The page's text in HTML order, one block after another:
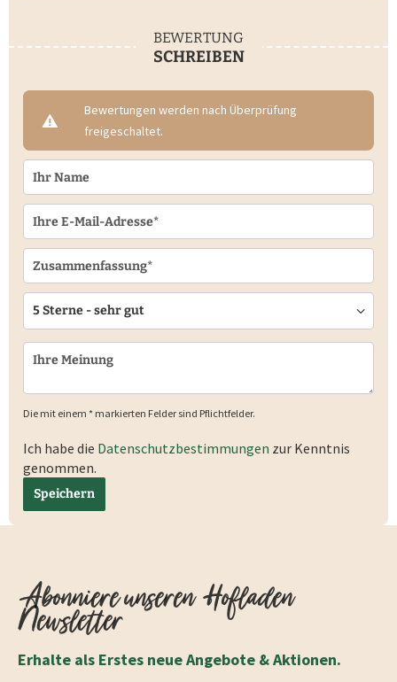
BEWERTUNG
SCHREIBEN
Bewertungen werden nach Überprüfung
freigeschaltet.
Die mit einem * markierten Felder sind Pflichtfelder.
Ich habe die Datenschutzbestimmungen zur Kenntnis
genommen.
Speichern
Abonniere unseren Hofladen
Newsletter
Erhalte als Erstes neue Angebote & Aktionen.